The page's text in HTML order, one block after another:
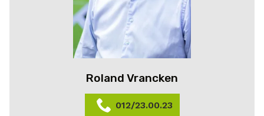
Roland Vrancken
012/23.00.23